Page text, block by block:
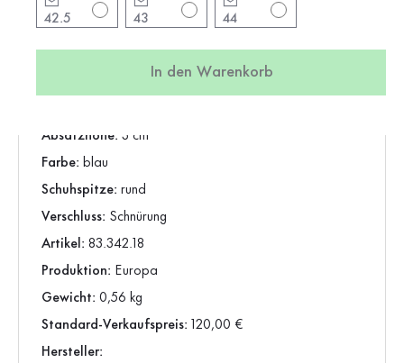
42.5 43 44
In den Warenkorb
Produktinformationen
Absatzhöhe: 3 cm
Farbe: blau
Schuhspitze: rund
Verschluss: Schnürung
Artikel: 83.342.18
Produktion: Europa
Gewicht: 0,56 kg
Standard-Verkaufspreis: 120,00 €
Hersteller: